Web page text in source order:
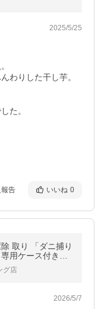
2025/5/25
わりした干し芋。
た。
告 いいね 0
取り 「ダニ捕り
用ケース付き）
品 ダニ退治用品
グ店
2026/5/7